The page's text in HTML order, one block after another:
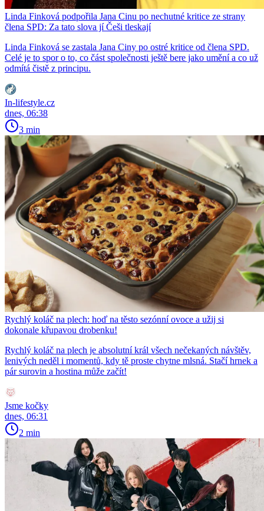
Linda Finková podpořila Jana Cinu po nechutné kritice ze strany
člena SPD: Za tato slova jí Češi tleskají
Linda Finková se zastala Jana Ciny po ostré kritice od člena SPD.
Celé je to spor o to, co část společnosti ještě bere jako umění a co už
odmítá čistě z principu.
In-lifestyle.cz
dnes, 06:38
3 min
Rychlý koláč na plech: hoď na těsto sezónní ovoce a užij si
dokonale křupavou drobenku!
Rychlý koláč na plech je absolutní král všech nečekaných návštěv,
lenivých neděl i momentů, kdy tě proste chytne mlsná. Stačí hrnek a
pár surovin a hostina může začít!
Jsme kočky
dnes, 06:31
2 min